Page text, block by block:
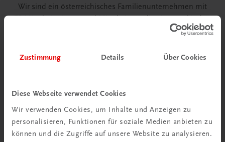
Zustimmung Details Über Cookies
Diese Webseite verwendet Cookies
Wir verwenden Cookies, um Inhalte und Anzeigen zu
personalisieren, Funktionen für soziale Medien anbieten zu
können und die Zugriffe auf unsere Website zu analysieren.
Wir sind ein österreichisches Familienunternehmen mit
75 Mitarbeiterinnen und Mitarbeitern, die eines verbindet:
Begeisterung für unsere Produkte.
Wir sind gerne für Sie da
TRAUNER Verlag + Buchservice GmbH